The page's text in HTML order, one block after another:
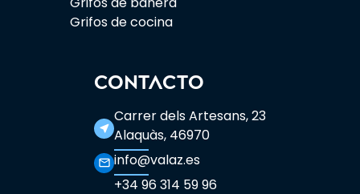
Grifos de cocina
CONTACTO
near_me
Carrer dels Artesans, 23
Alaquàs, 46970
mail_outline info@valaz.es
+34 96 314 59 96